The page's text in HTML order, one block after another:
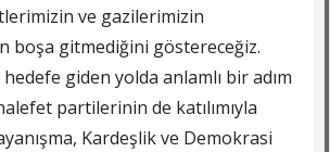
ve gazilerimizin
boşa gitmediğini göstereceğiz.
giden yolda anlamlı bir adım
partilerinin de katılımıyla
Kardeşlik ve Demokrasi